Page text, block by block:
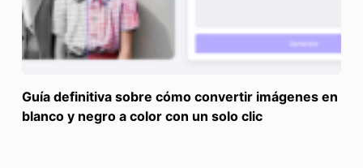
Guía definitiva sobre cómo convertir imágenes en
blanco y negro a color con un solo clic